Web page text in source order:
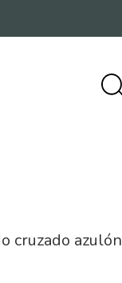
cruzado azulón